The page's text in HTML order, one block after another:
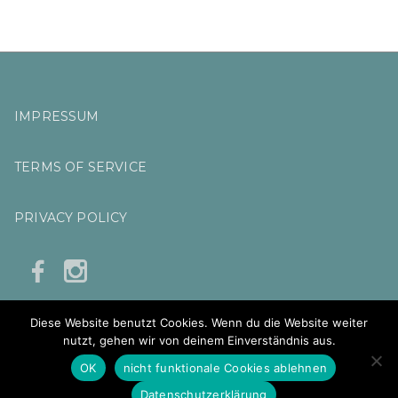
IMPRESSUM
TERMS OF SERVICE
PRIVACY POLICY
Copyright © 2025 Sylvia Wols Art & Design
Diese Website benutzt Cookies. Wenn du die Website weiter
nutzt, gehen wir von deinem Einverständnis aus.
OK
nicht funktionale Cookies ablehnen
Datenschutzerklärung